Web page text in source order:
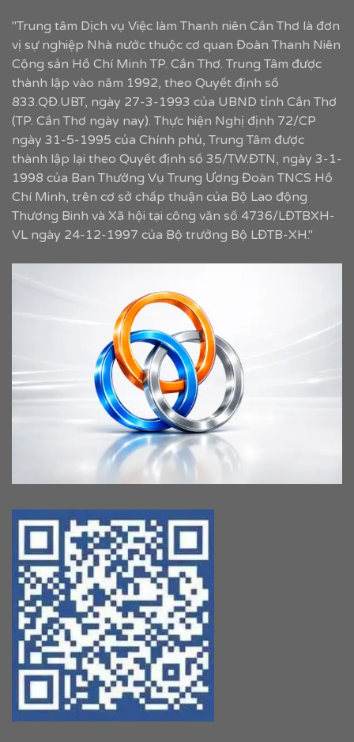
"Trung tâm Dịch vụ Việc làm Thanh niên Cần Thơ là đơn
vị sự nghiệp Nhà nước thuộc cơ quan Đoàn Thanh Niên
Cộng sản Hồ Chí Minh TP. Cần Thơ. Trung Tâm được
thành lập vào năm 1992, theo Quyết định số
833.QĐ.UBT, ngày 27-3-1993 của UBND tỉnh Cần Thơ
(TP. Cần Thơ ngày nay). Thực hiện Nghị định 72/CP
ngày 31-5-1995 của Chính phủ, Trung Tâm được
thành lập lại theo Quyết định số 35/TW.ĐTN, ngày 3-1-
1998 của Ban Thường Vụ Trung Ương Đoàn TNCS Hồ
Chí Minh, trên cơ sở chấp thuận của Bộ Lao động
Thương Binh và Xã hội tại công văn số 4736/LĐTBXH-
VL ngày 24-12-1997 của Bộ trưởng Bộ LĐTB-XH."